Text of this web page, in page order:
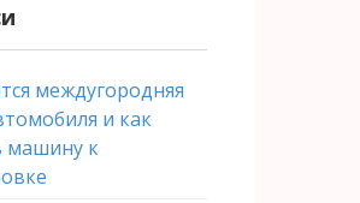
междугородняя
и как
машину к